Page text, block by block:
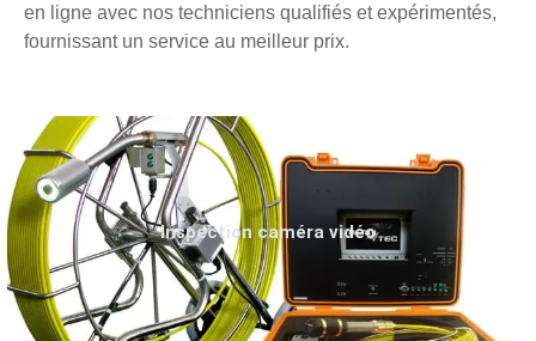
en ligne avec nos techniciens qualifiés et expérimentés,
fournissant un service au meilleur prix.
Inspection caméra vidéo